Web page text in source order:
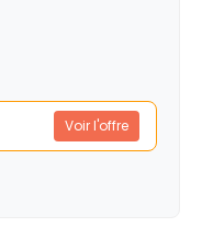
Voir l'offre